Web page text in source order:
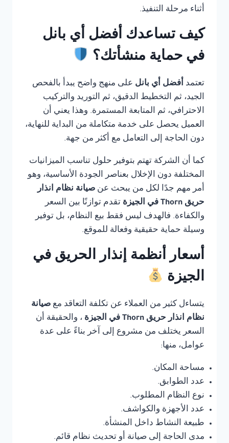
أثناء مرحلة التنفيذ.
كيف تساعدك أفضل أي بانل
في حماية منشأتك؟
تعتمد أفضل أي بانل على منهج واضح يبدأ بالفحص
الجيد، ثم التخطيط الدقيق، ثم التوريد والتركيب
الاحترافي، ثم المتابعة المستمرة. وهذا يعني أن
العميل يحصل على خدمة متكاملة من البداية للنهاية،
دون الحاجة إلى التعامل مع أكثر من جهة.
كما أن الشركة تهتم بتوفير حلول تناسب الميزانيات
المختلفة دون الإخلال بعناصر الجودة الأساسية، وهو
أمر مهم جدًا لكل من يبحث عن صيانة نظام انذار
حريق Thorn في الجيزة
تقدم توازنًا بين السعر
والكفاءة. فالهدف ليس فقط بيع النظام، بل توفير
وسيلة حماية حقيقية وفعالة للموقع.
أسعار أنظمة إنذار الحريق في
الجيزة
يتساءل كثير من العملاء عن تكلفة التعاقد مع صيانة
نظام انذار حريق Thorn في الجيزة
، والحقيقة أن
السعر يختلف من مشروع إلى آخر بناءً على عدة
عوامل، منها:
مساحة المكان.
عدد الطوابق.
نوع النظام المطلوب.
عدد الأجهزة والكواشف.
طبيعة النشاط داخل المنشأة.
مدى الحاجة إلى صيانة أو تحديث نظام قائم.